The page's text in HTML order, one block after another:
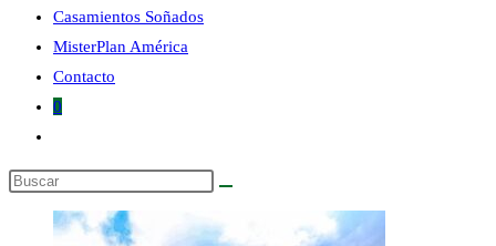
web
Casamientos Soñados
MisterPlan América
Contacto
0
de
la
Buscar